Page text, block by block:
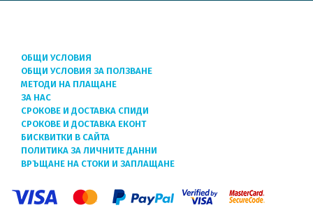
ОБЩИ УСЛОВИЯ
ОБЩИ УСЛОВИЯ ЗА ПОЛЗВАНЕ
МЕТОДИ НА ПЛАЩАНЕ
ЗА НАС
СРОКОВЕ И ДОСТАВКА СПИДИ
СРОКОВЕ И ДОСТАВКА ЕКОНТ
БИСКВИТКИ В САЙТА
ПОЛИТИКА ЗА ЛИЧНИТЕ ДАННИ
ВРЪЩАНЕ НА СТОКИ И ЗАПЛАЩАНЕ